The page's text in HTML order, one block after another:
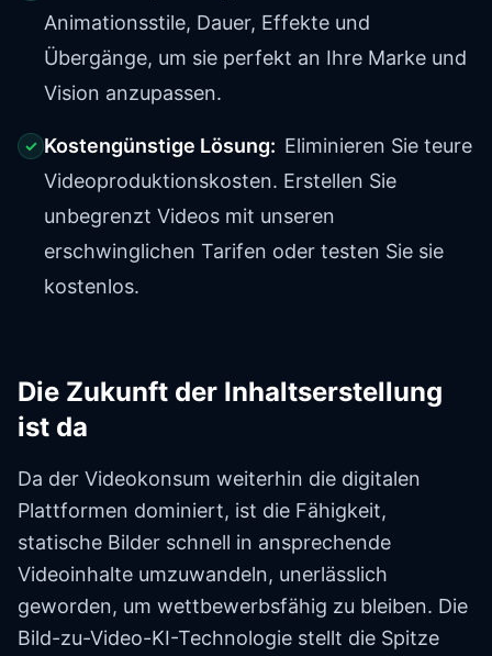
Animationsstile, Dauer, Effekte und
Übergänge, um sie perfekt an Ihre Marke und
Vision anzupassen.
✓ Kostengünstige Lösung: Eliminieren Sie teure
Videoproduktionskosten. Erstellen Sie
unbegrenzt Videos mit unseren
erschwinglichen Tarifen oder testen Sie sie
kostenlos.
Die Zukunft der Inhaltserstellung
ist da
Da der Videokonsum weiterhin die digitalen
Plattformen dominiert, ist die Fähigkeit,
statische Bilder schnell in ansprechende
Videoinhalte umzuwandeln, unerlässlich
geworden, um wettbewerbsfähig zu bleiben. Die
Bild-zu-Video-KI-Technologie stellt die Spitze